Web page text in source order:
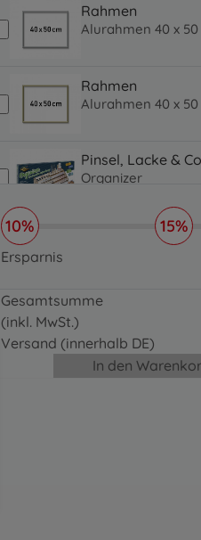
Rahmen
Alurahmen 40 x
Rahmen
Alurahmen 40 x
Pinsel, Lacke &
Organizer
Pinsel, Lacke & Co.
10% 15%
Ersparnis
Gesamtsumme
(inkl. MwSt.)
Versand (innerhalb DE)
In den